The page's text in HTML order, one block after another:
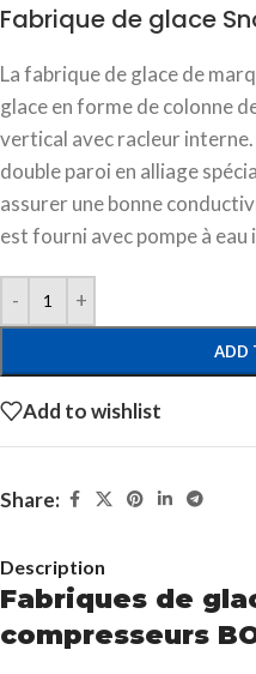
Fabrique de glace
La fabrique de glace de
glace en forme de colonne
vertical avec racleur
double paroi en alliage
assurer une bonne
est fourni avec pompe à eau
ADD
Add to wishlist
Share:
Description
Fabriques de
compresseurs